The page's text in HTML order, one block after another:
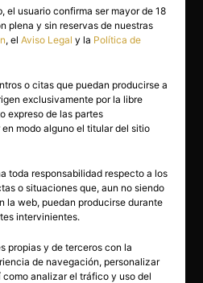
años
(La Rioja)
(3)
el usuario confirma ser mayor de 18
plena y sin reservas de nuestras
, elAviso Legal y la Política de
o citas que puedan producirse a
exclusivamente por la libre
expreso de las partes
modo alguno el titular del sitio
toda responsabilidad respecto a los
o situaciones que, aun no siendo
la web, puedan producirse durante
intervinientes.
propias y de terceros con la
de navegación, personalizar
analizar el tráfico y uso del